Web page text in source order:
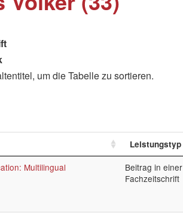
um die Tabelle zu sortieren.
Leistungstyp
Multilingual
Beitrag in einer
Fachzeitschrift